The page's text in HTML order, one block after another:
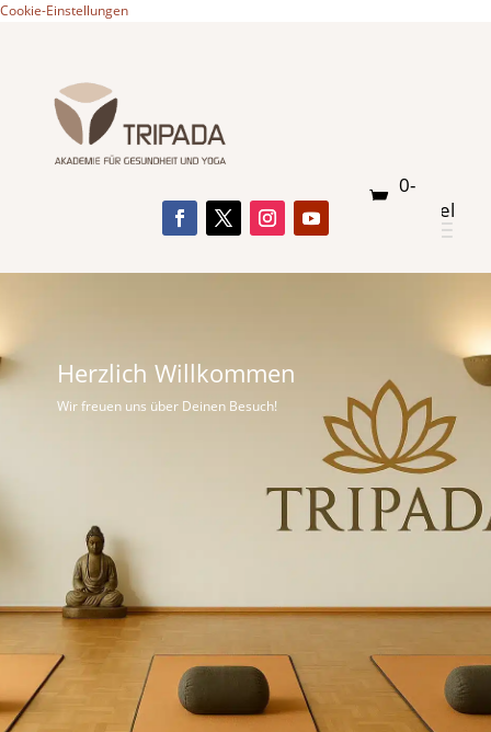
Cookie-Einstellungen
0-
Artikel
Herzlich Willkommen
Wir freuen uns über Deinen Besuch!